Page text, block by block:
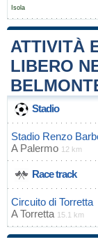
Isola
ATTIVITÀ
LIBERO
Stadio
Stadio Renzo
A Palermo 12 km
Race track
Circuito di Torretta
ATorretta 15.1 km